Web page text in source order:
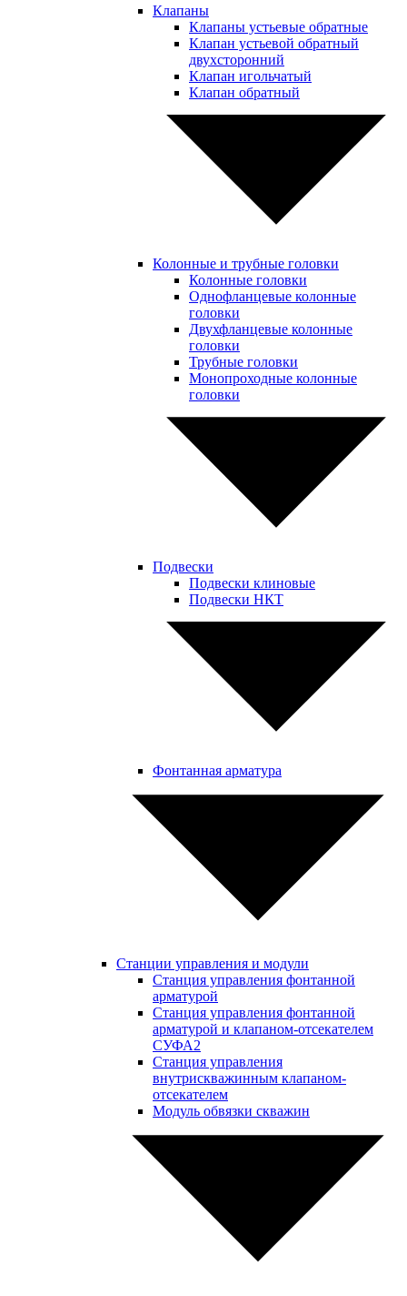
Клапаны
Клапаны устьевые обратные
Клапан устьевой обратный
двухсторонний
Клапан игольчатый
Клапан обратный
Колонные и трубные головки
Колонные головки
Однофланцевые колонные
головки
Двухфланцевые колонные
головки
Трубные головки
Монопроходные колонные
головки
Подвески
Подвески клиновые
Подвески НКТ
Фонтанная арматура
Станции управления и модули
Станция управления фонтанной
арматурой
Станция управления фонтанной
арматурой и клапаном-отсекателем
СУФА2
Станция управления
внутрискважинным клапаном-
отсекателем
Модуль обвязки скважин